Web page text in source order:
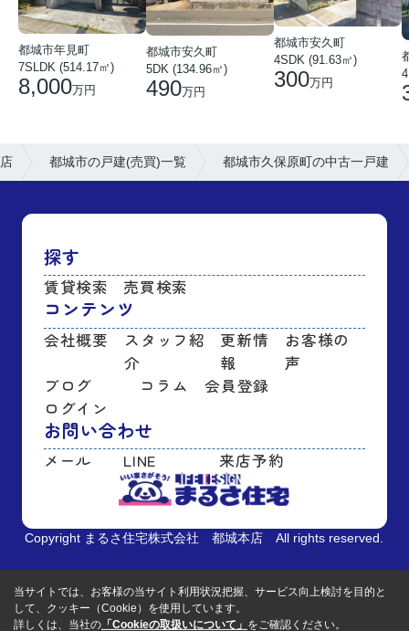
都城市年見町
7SLDK (514.17㎡)
8,000万円
都城市安久町
5DK (134.96㎡)
490万円
都城市安久町
4SDK (91.63㎡)
300万円
都城市の戸建(売買)一覧 都城市久保原町の中古一戸建
探す
賃貸検索 売買検索
コンテンツ
会社概要
スタッフ紹
介
更新情
報
お客様の
声
ブログ
コラム
会員登録
ログイン
お問い合わせ
メール LINE 来店予約
Copyright まるさ住宅株式会社 都城本店 All rights reserved.
当サイトでは、お客様の当サイト利用状況把握、サービス向上検討を目的と
して、クッキー（Cookie）を使用しています。
詳しくは、当社の 「Cookieの取扱いについて」 をご確認ください。